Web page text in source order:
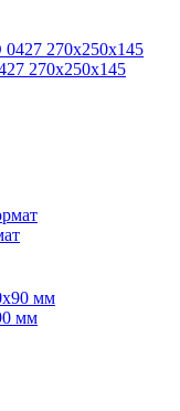
270х250х145
мм